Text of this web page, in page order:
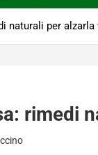
naturali per
rimedi